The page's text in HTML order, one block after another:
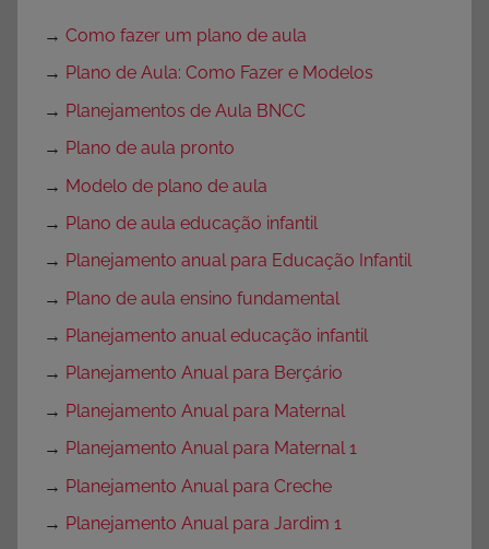
→ Como fazer um plano de aula
→ Plano de Aula: Como Fazer e Modelos
→ Planejamentos de Aula BNCC
→ Plano de aula pronto
→ Modelo de plano de aula
→ Plano de aula educação infantil
→ Planejamento anual para Educação Infantil
→ Plano de aula ensino fundamental
→ Planejamento anual educação infantil
→ Planejamento Anual para Berçário
→ Planejamento Anual para Maternal
→ Planejamento Anual para Maternal 1
→ Planejamento Anual para Creche
→ Planejamento Anual para Jardim 1